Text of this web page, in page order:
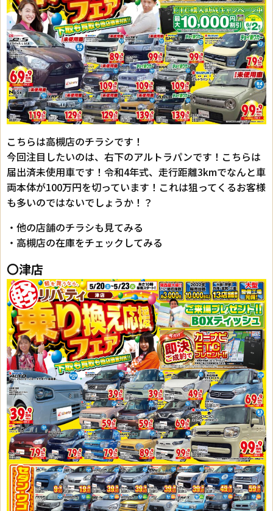
こちらは高槻店のチラシです！
今回注目したいのは、右下のアルトラパンです！こちらは
届出済未使用車です！令和4年式、走行距離3kmでなんと車
両本体が100万円を切っています！これは狙ってくるお客様
も多いのではないでしょうか！？
・他の店舗のチラシも見てみる
・高槻店の在庫をチェックしてみる
〇津店